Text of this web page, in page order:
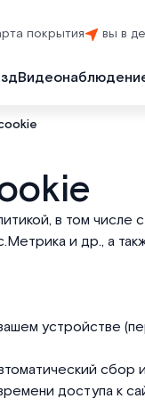
покрытия вы в
в том
и др., а
устройстве
сбор
доступа к